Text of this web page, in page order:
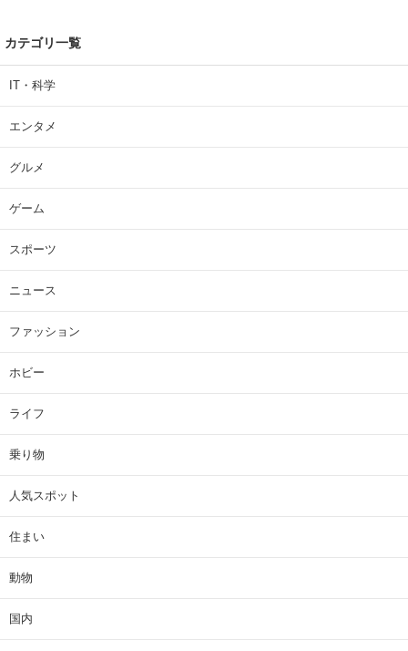
カテゴリ一覧
IT・科学
エンタメ
グルメ
ゲーム
スポーツ
ニュース
ファッション
ホビー
ライフ
乗り物
人気スポット
住まい
動物
国内